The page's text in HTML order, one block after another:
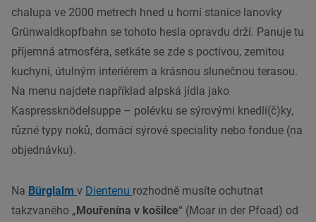
chalupa ve 2000 metrech hned u horní stanice lanovky
Grünwaldkopfbahn se tohoto hesla opravdu drží. Panuje tu
příjemná atmosféra, setkáte se zde s poctivou, zemitou
kuchyní, útulným interiérem a krásnou slunečnou terasou.
Na menu najdete například alpská jídla jako
Kaspressknödelsuppe – polévku se sýrovými knedlí(č)ky,
různé typy noků, domácí sýrové speciality nebo fondue (na
objednávku).
Na Bürglalm v Dientenu rozhodně musíte ochutnat
takzvaného „Mouřenína v košilce“ (Moar in der Pfoad) od